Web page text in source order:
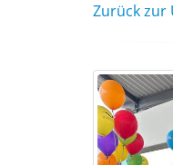
Zurück zur